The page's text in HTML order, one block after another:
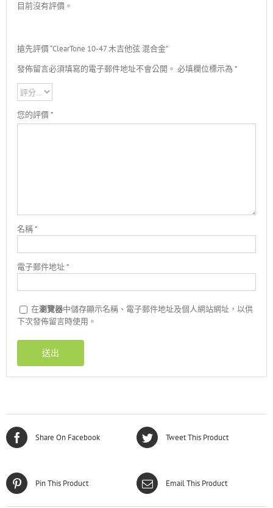
目前沒有評價。
搶先評價 “ClearTone 10-47 木吉他弦 混合金”
發佈留言必須填寫的電子郵件地址不會公開。 必填欄位標示為*
您的評價*
名稱*
電子郵件地址*
在瀏覽器中儲存顯示名稱、電子郵件地址及個人網站網址，以供
下次發佈留言時使用。
Share On Facebook Tweet This Product
Pin This Product Email This Product